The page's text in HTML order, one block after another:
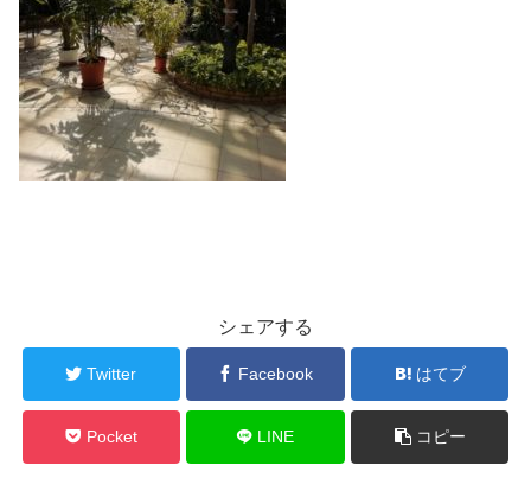
シェアする
Twitter Facebook はてブ
Pocket LINE コピー